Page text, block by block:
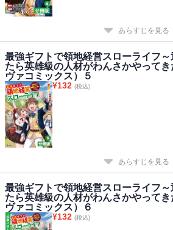
あらすじを見る
最強ギフトで領地経営スローライフ
たら英雄級の人材がわんさかやって
ヴァコミックス）５
¥132 (税込)
あらすじを見る
最強ギフトで領地経営スローライフ
たら英雄級の人材がわんさかやって
ヴァコミックス）６
¥132 (税込)